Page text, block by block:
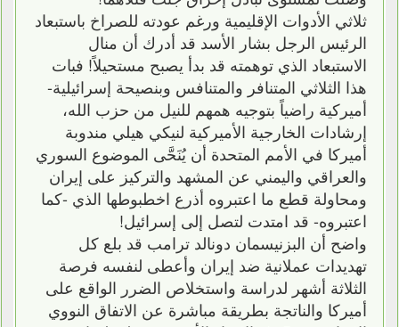
ثلاثي الأدوات الإقليمية ورغم عودته للصراخ باستبعاد
الرئيس الرجل بشار الأسد قد أدرك أن منال
الاستبعاد الذي توهمته قد بدأ يصبح مستحيلاً! فبات
هذا الثلاثي المتنافر والمتنافس وبنصيحة إسرائيلية-
أميركية راضياً بتوجيه همهم للنيل من حزب الله،
إرشادات الخارجية الأميركية لنيكي هيلي مندوبة
أميركا في الأمم المتحدة أن يُنَحَّى الموضوع السوري
والعراقي واليمني عن المشهد والتركيز على إيران
ومحاولة قطع ما اعتبروه أذرع اخطبوطها الذي -كما
اعتبروه- قد امتدت لتصل إلى إسرائيل!
واضح أن البزنيسمان دونالد ترامب قد بلع كل
تهديدات عملانية ضد إيران وأعطى لنفسه فرصة
الثلاثة أشهر لدراسة واستخلاص الضرر الواقع على
أميركا والناتجة بطريقة مباشرة عن الاتفاق النووي